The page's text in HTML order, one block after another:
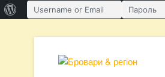
Имя пользователя или email
Пароль
содержимому